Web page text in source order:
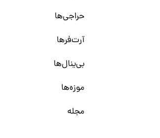
حراجی‌ها
آرت‌فرها
بی‌ینال‌ها
موزه‌ها
مجله